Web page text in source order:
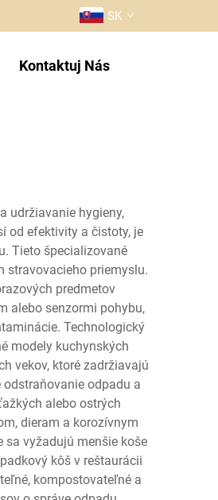
SK
Kontaktuj Nás
udržiavanie hygieny,
od efektivity a čistoty, je
Tieto špecializované
stravovacieho priemyslu.
predmetov
alebo senzormi pohybu,
Technologický
modely kuchynských
vekov, ktoré zadržiavajú
odpadu a
alebo ostrých
dieram a korozívnym
sa vyžadujú menšie koše
kôš v reštaurácii
kompostovateľné a